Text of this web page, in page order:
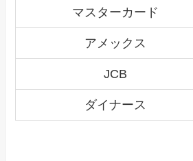
マスターカード
アメックス
JCB
ダイナース